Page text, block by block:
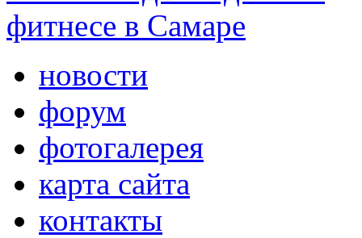
новости
форум
фотогалерея
карта сайта
контакты